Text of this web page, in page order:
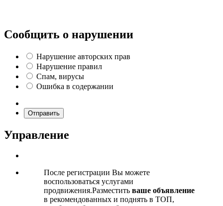
Сообщить о нарушении
Нарушение авторских прав
Нарушение правил
Спам, вирусы
Ошибка в содержании
Отправить
Управление
После регистрации Вы можете
воспользоваться услугами
продвижения.Разместить ваше объявление
в рекомендованных и поднять в ТОП,